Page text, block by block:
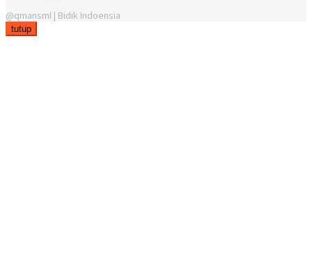
@qmansml | Bidik Indoensia
tutup